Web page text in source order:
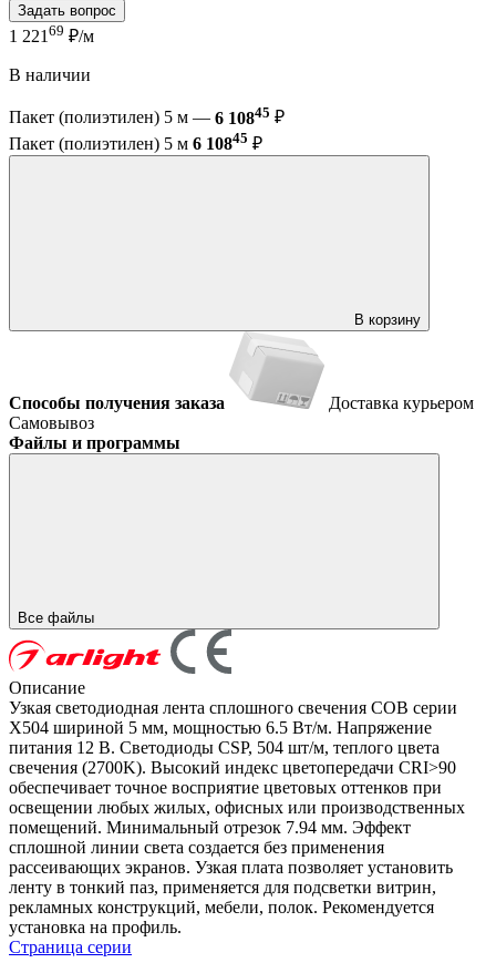
Задать вопрос
1 221 69 ₽/м
В наличии
Пакет (полиэтилен) 5 м — 6 10845 ₽
Пакет (полиэтилен) 5 м 6 10845 ₽
В корзину
Способы получения заказа
Доставка курьером
Самовывоз
Файлы и программы
Все файлы
Описание
Узкая светодиодная лента сплошного свечения COB серии
X504 шириной 5 мм, мощностью 6.5 Вт/м. Напряжение
питания 12 В. Светодиоды CSP, 504 шт/м, теплого цвета
свечения (2700K). Высокий индекс цветопередачи CRI>90
обеспечивает точное восприятие цветовых оттенков при
освещении любых жилых, офисных или производственных
помещений. Минимальный отрезок 7.94 мм. Эффект
сплошной линии света создается без применения
рассеивающих экранов. Узкая плата позволяет установить
ленту в тонкий паз, применяется для подсветки витрин,
рекламных конструкций, мебели, полок. Рекомендуется
установка на профиль.
Страница серии